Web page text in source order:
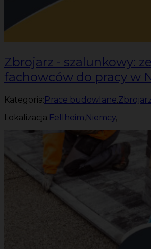
Zbrojarz - szalunkowy:
fachowców do pracy w
Kategoria:Prace budowlane,
Lokalizacja:Fellheim,Niemcy,